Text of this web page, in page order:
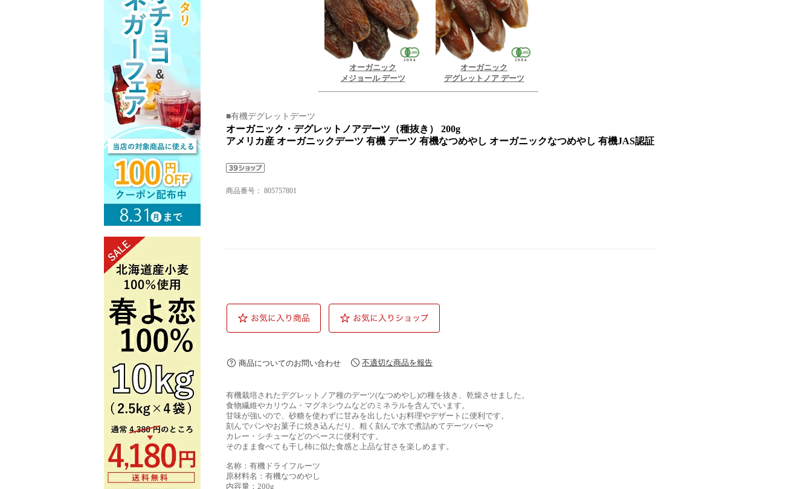
■有機デグレットデーツ
オーガニック・デグレットノアデーツ（種抜き） 200g
アメリカ産 オーガニックデーツ 有機 デーツ 有機なつめやし オーガニックなつめやし 有機JAS認証
商品番号： 805757801
商品についてのお問い合わせ 不適切な商品を報告
有機栽培されたデグレットノア種のデーツ(なつめやし)の種を抜き、乾燥させました。
食物繊維やカリウム・マグネシウムなどのミネラルを含んでいます。
甘味が強いので、砂糖を使わずに甘みを出したいお料理やデザートに便利です。
刻んでパンやお菓子に焼き込んだり、粗く刻んで水で煮詰めてデーツバーや
カレー・シチューなどのベースに便利です。
そのまま食べても干し柿に似た食感と上品な甘さを楽しめます。
名称：有機ドライフルーツ
原材料名：有機なつめやし
内容量：200g